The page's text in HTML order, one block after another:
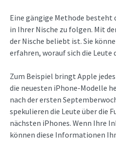
Eine gängige Methode besteht
in Ihrer Nische zu folgen. Mit
der Nische beliebt ist. Sie
erfahren, worauf sich die
Zum Beispiel bringt Apple
die neuesten iPhone-Modelle
nach der ersten
spekulieren die Leute über die
nächsten iPhones. Wenn Ihre
können diese Informationen